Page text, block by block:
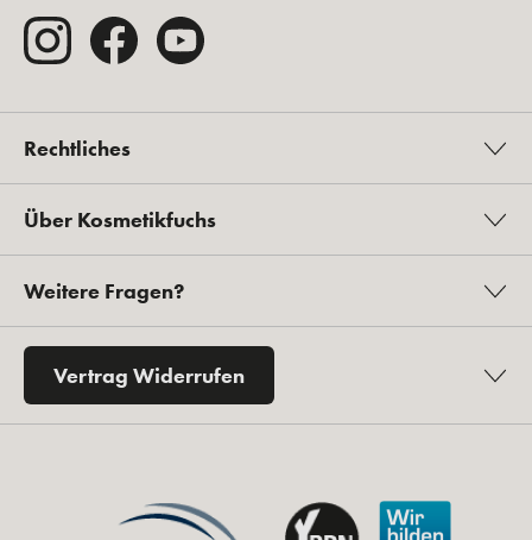
Rechtliches
Über Kosmetikfuchs
Weitere Fragen?
Vertrag Widerrufen